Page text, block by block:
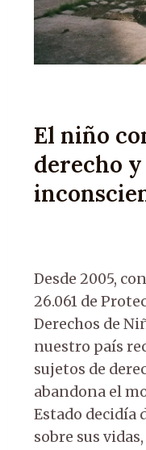
El niño
derecho
Desde 2005,
26.061 de
Derechos de
nuestro país
sujetos de
abandona el
Estado decidía
sobre sus